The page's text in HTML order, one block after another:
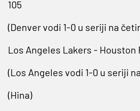
105
(Denver vodi 1-0 u seriji na
Los Angeles Lakers - Houston
(Los Angeles vodi 1-0 u seriji
(Hina)